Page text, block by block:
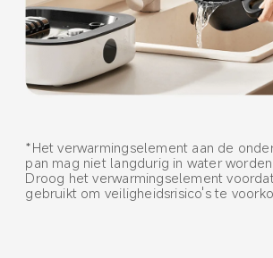
*Het verwarmingselement aan de
pan mag niet langdurig in water
Droog het verwarmingselement
gebruikt om veiligheidsrisico's te